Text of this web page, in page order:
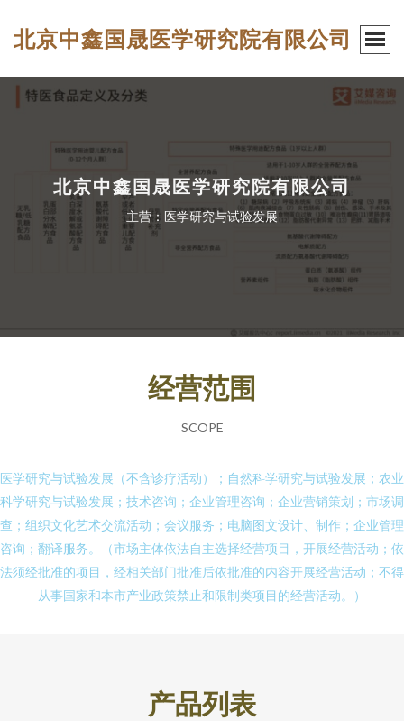
北京中鑫国晟医学研究院有限公司
北京中鑫国晟医学研究院有限公司
主营：医学研究与试验发展
经营范围
SCOPE
医学研究与试验发展（不含诊疗活动）；自然科学研究与试验发展；农业
科学研究与试验发展；技术咨询；企业管理咨询；企业营销策划；市场调
查；组织文化艺术交流活动；会议服务；电脑图文设计、制作；企业管理
咨询；翻译服务。（市场主体依法自主选择经营项目，开展经营活动；依
法须经批准的项目，经相关部门批准后依批准的内容开展经营活动；不得
从事国家和本市产业政策禁止和限制类项目的经营活动。）
产品列表